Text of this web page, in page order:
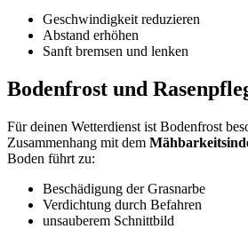
Geschwindigkeit reduzieren
Abstand erhöhen
Sanft bremsen und lenken
Bodenfrost und
Für deinen Wetterdienst ist Bodenfrost
Zusammenhang mit dem
Boden führt zu:
Beschädigung der Grasnarbe
Verdichtung durch Befahren
unsauberem Schnittbild